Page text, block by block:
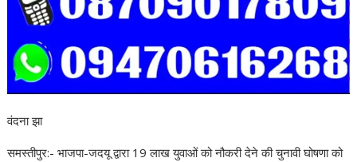
वंदना झा
समस्तीपुर:- भाजपा-जदयू द्वारा 19 लाख युवाओं को नौकरी देने की चुनावी घोषणा को